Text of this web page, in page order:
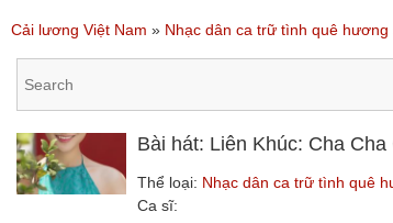
Cải lương Việt Nam » Nhạc dân ca trữ tình quê hương
Bài hát: Liên Khúc: Cha
Thể loại: Nhạc dân ca trữ tình quê
Ca sĩ: